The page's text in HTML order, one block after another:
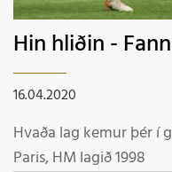
Hin hliðin -
16.04.2020
Hvaða lag kemur þér í
Paris, HM lagið 1998